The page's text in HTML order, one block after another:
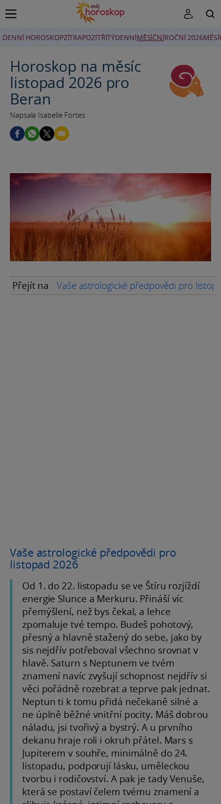
DENNÍ HOROSKOPZÍTRAPOZÍTŘÍTÝDENNÍMĚSÍČNÍROČNÍ 2026
Horoskop na měsíc
listopad 2026 pro
Beran
Napsala Isabelle Fortes
Přejít na Vaše astrologické předpovědi pro
Vaše astrologické předpovědi pro
listopad 2026
Od 1. do 22. listopadu se ve Štíru rozjíždí
energie Slunce a Merkuru. Přináší víc
přemýšlení, než bys čekal, a lehce
zpomaluje tvé tempo. Budeš pohotový,
přesný a hlavně stažený do sebe, jako by
sis nejdřív potřeboval všechno srovnat v
hlavě. Saturn s Neptunem ve tvém
znamení navíc zvyšují schopnost nejdřív si
věci pořádně rozebrat a teprve pak jednat.
Neptun ti k tomu přidá nečekaně silné a
ne úplně běžné vnitřní pocity. Máš dobrou
náladu, jsi tvořivý a bystrý. A u prvního
dekanu hraje roli i okruh přátel. Mars s
Jupiterem v souhře, minimálně do 24.
listopadu, podporují lásku, uměleckou
tvorbu i rodičovství. A pak je tady Venuše,
která se postaví čelem tvému znamení a